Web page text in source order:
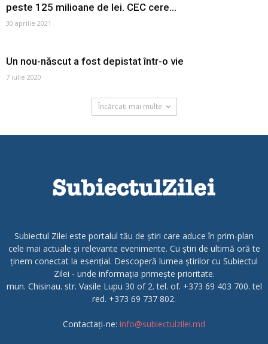
peste 125 milioane de lei. CEC cere...
30 aprilie 2021
Un nou-născut a fost depistat într-o vie
7 iulie 2020
Încărcați mai multe
Subiectul Zilei este portalul tău de știri care aduce în prim-plan
cele mai actuale și relevante evenimente. Cu știri de ultimă oră te
ținem conectat la esențial. Descoperă lumea știrilor cu Subiectul
Zilei - unde informația primește prioritate.
mun. Chisinau. str. Vasile Lupu 30 of 2. tel. of. +373 69 403 700. tel
red. +373 69 737 802.
Contactați-ne: info@subiectulzilei.md